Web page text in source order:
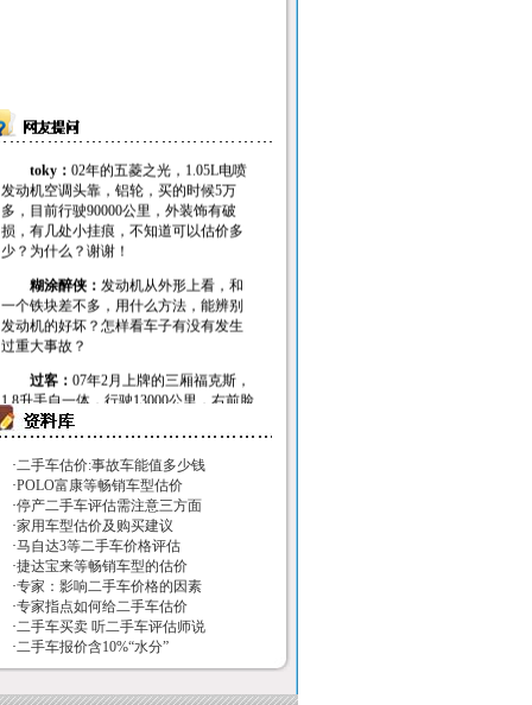
发动机空调头靠，铝轮，买的时候5万
多，目前行驶90000公里，外装饰有破
损，有几处小挂痕，不知道可以估价多
少？为什么？谢谢！
一个铁块差不多，用什么方法，能辨别
发动机的好坏？怎样看车子有没有发生
过重大事故？
1.8升手自一体，行驶13000公里，右前脸
曾追别人的尾，主驾驶安全气囊报废，
损失七八千，请问现在能值多少钱呢，
gggqqq888：2000年捷达GT，行驶
20万公里，左前轮爆胎翻车，更换前后
保险杠、大灯、水箱、左前轮悬挂、四
个轮胎、钣金油漆，现值多少？
huashan2004：06年7月出厂，07年1
月交付使用，半年前碰撞过一次, 碰撞后
双气囊都更换过了，更换过前后保险
杠、前后大灯、水箱、做过钣金、整车
重新做过漆，没伤到发动机、蓄电池等
等。左后轮曾经被钉子扎过，内补过一
块，现在大约2万公里，请问这车还值多
·二手车估价:事故车能值多少钱
·POLO富康等畅销车型估价
·停产二手车评估需注意三方面
·家用车型估价及购买建议
·马自达3等二手车价格评估
·捷达宝来等畅销车型的估价
·专家：影响二手车价格的因素
·专家指点如何给二手车估价
·二手车买卖 听二手车评估师说
·二手车报价含10%“水分”